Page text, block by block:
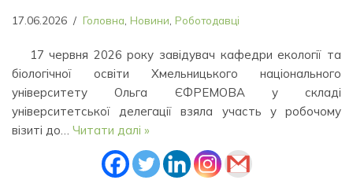
17.06.2026 Головна Новини Роботодавці
17 червня 2026 року завідувач кафедри екології та
біологічної освіти Хмельницького національного
університету Ольга ЄФРЕМОВА у складі
університетської делегації взяла участь у робочому
візиті до… Читати далі »